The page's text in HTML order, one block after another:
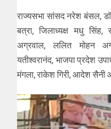
राज्यसभा सांसद नरेश बंसल,
बत्रा, जिलाध्यक्ष मधु
अग्रवाल, ललित मोहन
यतीश्वरानंद, भाजपा प्रदेश
मंगला, राकेश गिरी, आदेश सैनी